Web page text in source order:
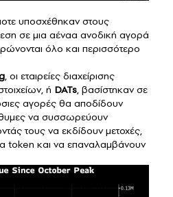
υποσχέθηκαν στους
σε μια αέναα ανοδική αγορά
όλο και περισσότερο
, oι εταιρείες διαχείρισης
ή DATs, βασίστηκαν σε
αγορές θα αποδίδουν
να συσσωρεύουν
τους να εκδίδουν μετοχές,
token και να επαναλαμβάνουν